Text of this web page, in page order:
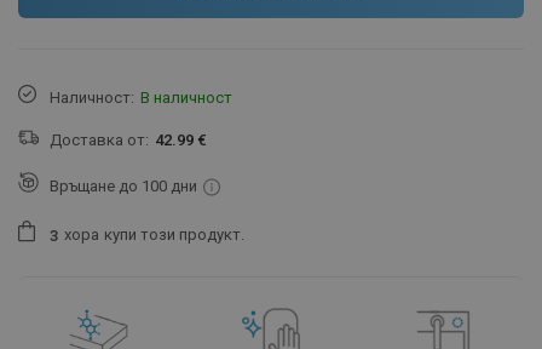
Наличност: В наличност
Доставка от: 42.99 €
Връщане до 100 дни
3 хора купи този продукт.